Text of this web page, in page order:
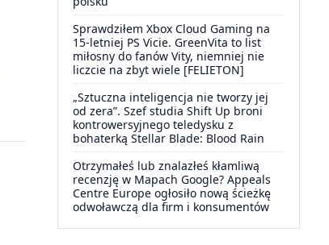
Sprawdziłem Xbox Cloud Gaming na
15-letniej PS Vicie. GreenVita to list
miłosny do fanów Vity, niemniej nie
liczcie na zbyt wiele [FELIETON]
„Sztuczna inteligencja nie tworzy jej
od zera”. Szef studia Shift Up broni
kontrowersyjnego teledysku z
bohaterką Stellar Blade: Blood Rain
Otrzymałeś lub znalazłeś kłamliwą
recenzję w Mapach Google? Appeals
Centre Europe ogłosiło nową ścieżkę
odwoławczą dla firm i konsumentów